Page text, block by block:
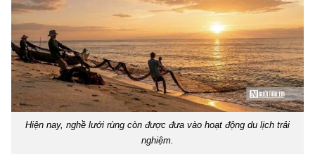
Hiện nay, nghề lưới rùng còn được đưa vào hoạt động du lịch trải
nghiệm.